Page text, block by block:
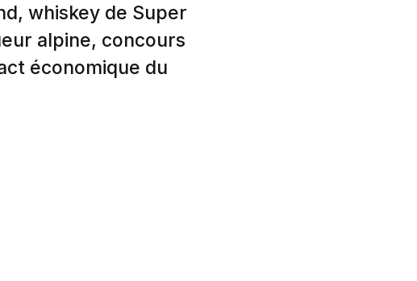
whiskey de Super
alpine, concours
économique du